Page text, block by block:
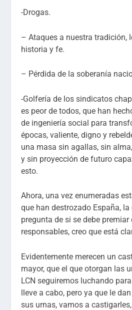
-Drogas.
– Ataques a nuestra tradición,
historia y fe.
– Pérdida de la soberanía
-Golfería de los sindicatos
es peor de todos, que han
de ingeniería social para
épocas, valiente, digno y
una masa sin agallas, sin
y sin proyección de futuro
esto.
Ahora, una vez enumeradas
que han destrozado España, la
pregunta de si se debe
responsables, creo que está
Evidentemente merecen un
mayor, que el que otorgan las
LCN seguiremos luchando
lleve a cabo, pero ya que le
sus urnas, vamos a